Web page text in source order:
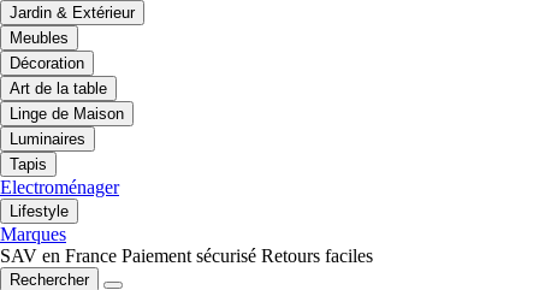
Jardin & Extérieur
Meubles
Décoration
Art de la table
Linge de Maison
Luminaires
Tapis
Electroménager
Lifestyle
Marques
SAV en France Paiement sécurisé Retours faciles
Rechercher